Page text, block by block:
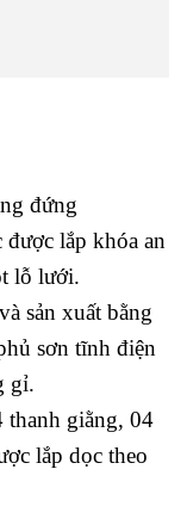
đứng
lắp khóa an
lỗ lưới.
sản xuất bằng
sơn tĩnh điện
gỉ.
thanh giằng, 04
lắp dọc theo